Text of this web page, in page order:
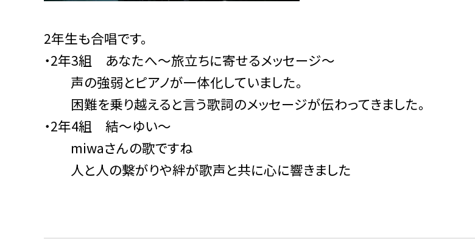
2年生も合唱です。
・2年3組 あなたへ〜旅立ちに寄せるメッセージ〜
声の強弱とピアノが一体化していました。
困難を乗り越えると言う歌詞のメッセージが伝わってきました。
・2年4組 結〜ゆい〜
miwaさんの歌ですね
人と人の繋がりや絆が歌声と共に心に響きました